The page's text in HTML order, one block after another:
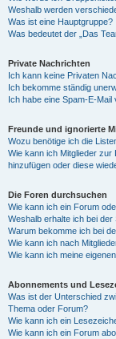
Weshalb werden
Was ist eine Hauptgruppe?
Was bedeutet der „Das
Private Nachrichten
Ich kann keine Privaten
Ich bekomme ständig
Ich habe eine Spam-E-
Freunde und ignorierte
Wozu benötige ich die
Wie kann ich Mitglieder
hinzufügen oder diese
Die Foren durchsuchen
Wie kann ich ein Forum
Weshalb erhalte ich bei
Warum bekomme ich bei
Wie kann ich nach
Wie kann ich meine
Abonnements und
Was ist der Unterschied
Thema oder Forum?
Wie kann ich ein
Wie kann ich ein Forum